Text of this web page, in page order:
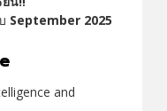
September 2025
and